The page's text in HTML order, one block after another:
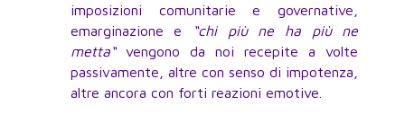
imposizioni comunitarie e governative,
emarginazione e
“chi più ne ha più ne
metta“vengono da noi recepite a volte
passivamente, altre con senso di impotenza,
altre ancora con forti reazioni emotive.